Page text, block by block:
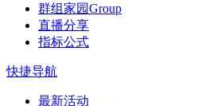
群组家园Group
直播分享
指标公式
快捷导航
最新活动